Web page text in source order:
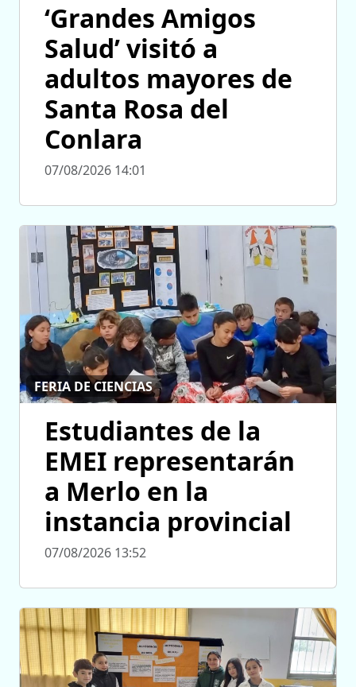
‘Grandes Amigos
Salud’ visitó a
adultos mayores de
Santa Rosa del
Conlara
07/08/2026 14:01
FERIA DE CIENCIAS
Estudiantes de la
EMEI representarán
a Merlo en la
instancia provincial
07/08/2026 13:52